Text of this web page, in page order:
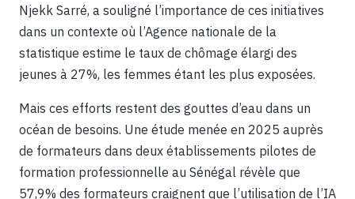
Njekk Sarré, a souligné l’importance de ces initiatives
dans un contexte où l’Agence nationale de la
statistique estime le taux de chômage élargi des
jeunes à 27%, les femmes étant les plus exposées.
Mais ces efforts restent des gouttes d’eau dans un
océan de besoins. Une étude menée en 2025 auprès
de formateurs dans deux établissements pilotes de
formation professionnelle au Sénégal révèle que
57,9% des formateurs craignent que l’utilisation de l’IA